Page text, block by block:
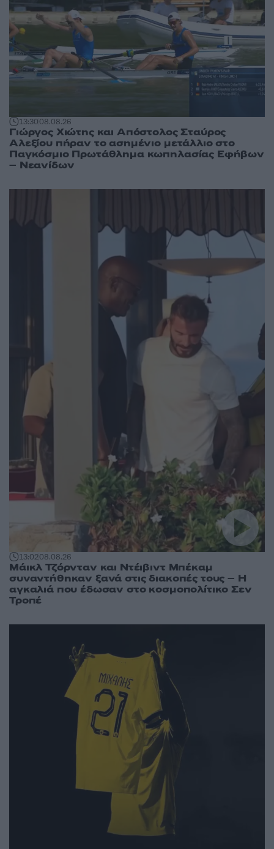
13:3008.08.26
Γιώργος Χιώτης και Απόστολος Σταύρος
Αλεξίου πήραν το ασημένιο μετάλλιο στο
Παγκόσμιο Πρωτάθλημα κωπηλασίας Εφήβων
– Νεανίδων
13:0208.08.26
Μάικλ Τζόρνταν και Ντέιβιντ Μπέκαμ
συναντήθηκαν ξανά στις διακοπές τους – Η
αγκαλιά που έδωσαν στο κοσμοπολίτικο Σεν
Τροπέ